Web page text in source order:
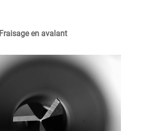
Fraisage en avalant